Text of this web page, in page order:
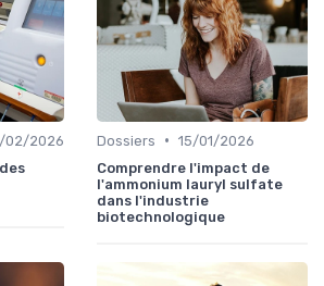
02/2026
Dossiers • 15/01/2026
Comprendre l'impact de
l'ammonium lauryl sulfate
dans l'industrie
biotechnologique